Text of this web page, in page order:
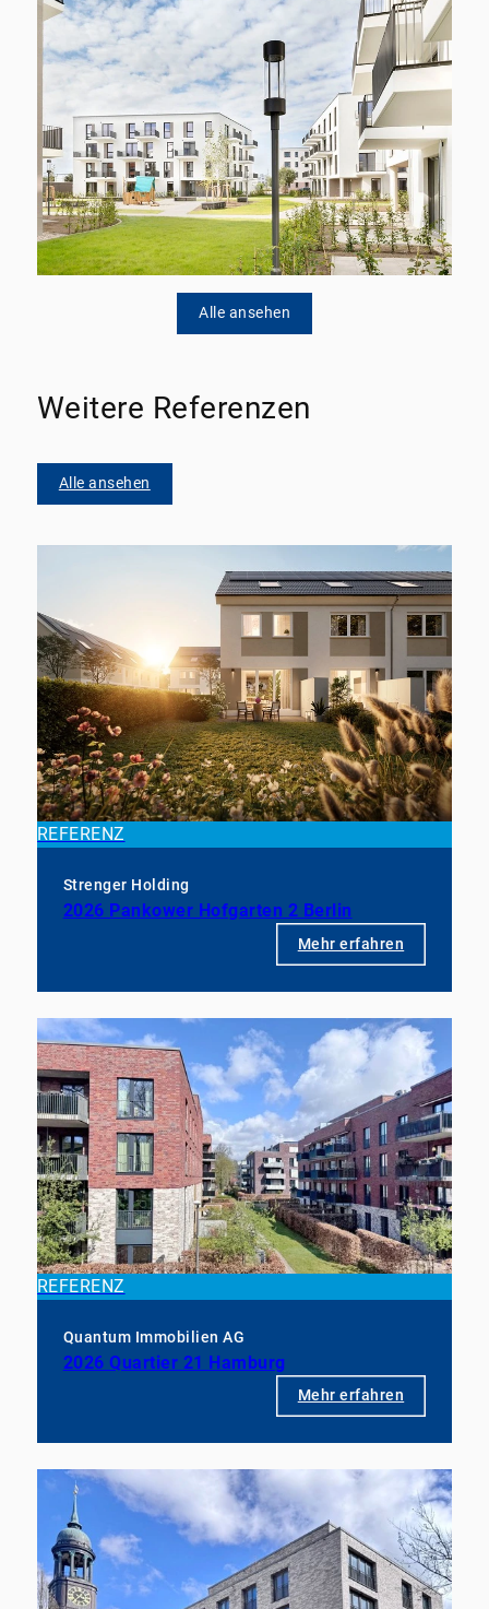
Alle ansehen
Weitere Referenzen
Alle ansehen
REFERENZ
Strenger Holding
2026 Pankower Hofgarten 2 Berlin
Mehr erfahren
REFERENZ
Quantum Immobilien AG
2026 Quartier 21 Hamburg
Mehr erfahren